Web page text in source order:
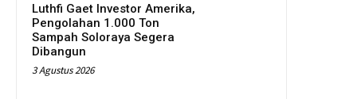
Luthfi Gaet Investor Amerika,
Pengolahan 1.000 Ton
Sampah Soloraya Segera
Dibangun
3 Agustus 2026